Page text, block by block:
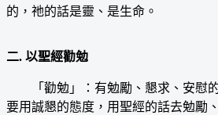
的，祂的話是靈、是生命。
二. 以聖經勸勉
「勸勉」：有勉勵、懇求、安慰
要用誠懇的態度，用聖經的話去勉勵